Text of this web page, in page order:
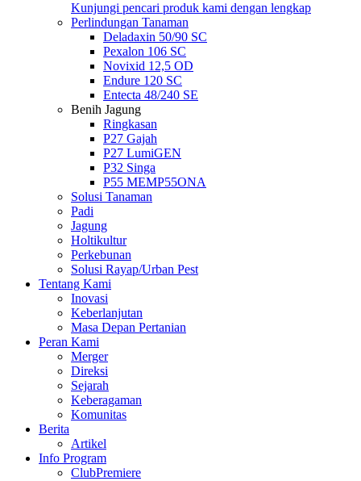
Kunjungi pencari produk kami dengan lengkap
Perlindungan Tanaman
Deladaxin 50/90 SC
Pexalon 106 SC
Novixid 12,5 OD
Endure 120 SC
Entecta 48/240 SE
Benih Jagung
Ringkasan
P27 Gajah
P27 LumiGEN
P32 Singa
P55 MEMP55ONA
Solusi Tanaman
Padi
Jagung
Holtikultur
Perkebunan
Solusi Rayap/Urban Pest
Tentang Kami
Inovasi
Keberlanjutan
Masa Depan Pertanian
Peran Kami
Merger
Direksi
Sejarah
Keberagaman
Komunitas
Berita
Artikel
Info Program
ClubPremiere